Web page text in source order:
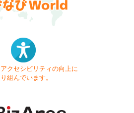
クセシビリティの向上に
組んでいます。